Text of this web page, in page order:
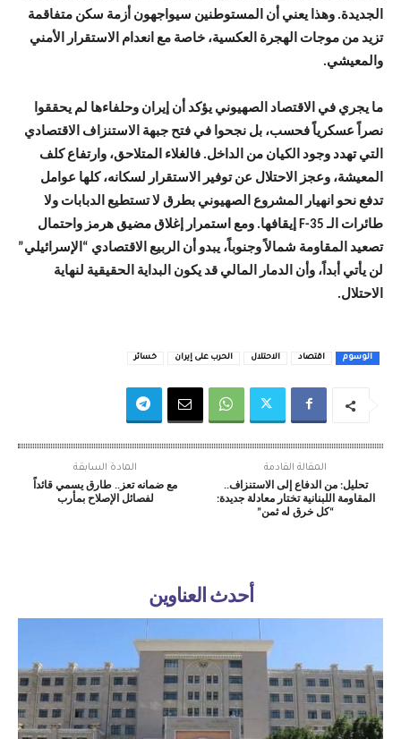
الجديدة. وهذا يعني أن المستوطنين سيواجهون أزمة سكن متفاقمة
تزيد من موجات الهجرة العكسية، خاصة مع انعدام الاستقرار الأمني
والمعيشي.
ما يجري في الاقتصاد الصهيوني يؤكد أن إيران وحلفاءها لم يحققوا
نصراً عسكرياً فحسب، بل نجحوا في فتح جبهة الاستنزاف الاقتصادي
التي تهدد وجود الكيان من الداخل. فالغلاء المتلاحق، وارتفاع كلف
المعيشة، وعجز الاحتلال عن توفير الاستقرار لسكانه، كلها عوامل
تدفع نحو انهيار المشروع الصهيوني بطرق لا تستطيع الدبابات ولا
طائرات الـ F-35 إيقافها. ومع استمرار إغلاق مضيق هرمز واحتمال
تصعيد المقاومة شمالاً وجنوباً، يبدو أن الربيع الاقتصادي “الإسرائيلي”
لن يأتي أبداً، وأن الدمار المالي قد يكون البداية الحقيقية لنهاية
الاحتلال.
الوسوم اقتصاد الاحتلال الحرب على إيران خسائر
المادة السابقة
مع ضمانه تعز.. طارق يسمي قائداً
لفصائل الإصلاح بمأرب
المقالة القادمة
تحليل: من الدفاع إلى الاستنزاف..
المقاومة اللبنانية تختار معادلة جديدة:
“كل خرق له ثمن”
أحدث العناوين